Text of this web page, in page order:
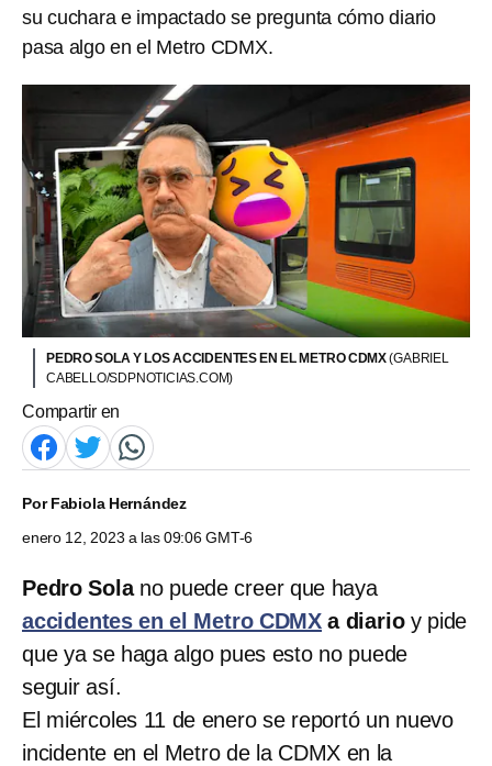
su cuchara e impactado se pregunta cómo diario
pasa algo en el Metro CDMX.
PEDRO SOLA Y LOS ACCIDENTES EN EL METRO CDMX(GABRIEL
CABELLO/SDPNOTICIAS.COM)
Compartir en
PorFabiola Hernández
enero 12, 2023 a las 09:06 GMT-6
Pedro Solano puede creer que haya
accidentes en el Metro CDMX a diarioy pide
que ya se haga algo pues esto no puede
seguir así.
El miércoles 11 de enero se reportó un nuevo
incidente en el Metro de la CDMX en la